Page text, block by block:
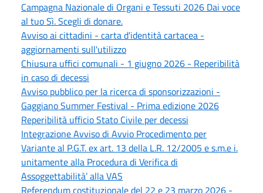
Campagna Nazionale di Organi e Tessuti 2026 Dai voce
al tuo Sì. Scegli di donare.
Avviso ai cittadini - carta d'identità cartacea -
aggiornamenti sull'utilizzo
Chiusura uffici comunali - 1 giugno 2026 - Reperibilità
in caso di decessi
Avviso pubblico per la ricerca di sponsorizzazioni -
Gaggiano Summer Festival - Prima edizione 2026
Reperibilità ufficio Stato Civile per decessi
Integrazione Avviso di Avvio Procedimento per
Variante al P.G.T. ex art. 13 della L.R. 12/2005 e s.m.e i.
unitamente alla Procedura di Verifica di
Assoggettabilità’ alla VAS
Referendum costituzionale del 22 e 23 marzo 2026 -